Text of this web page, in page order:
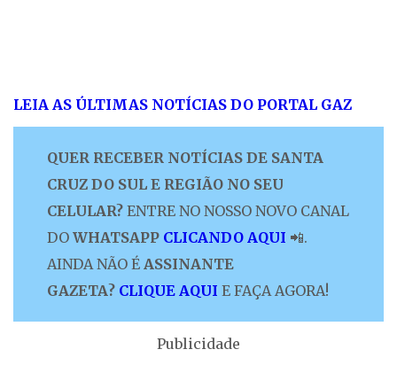
LEIA AS ÚLTIMAS NOTÍCIAS DO PORTAL GAZ
QUER RECEBER NOTÍCIAS DE SANTA
CRUZ DO SUL E REGIÃO NO SEU
CELULAR? ENTRE NO NOSSO NOVO CANAL
DO WHATSAPP CLICANDO AQUI 📲.
AINDA NÃO É ASSINANTE
GAZETA? CLIQUE AQUI E FAÇA AGORA!
Publicidade